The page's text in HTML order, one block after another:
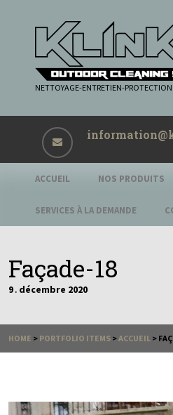
NETTOYAGE-ENTRETIEN-PROTECTION
ACCUEIL NOS PRODUITS
SERVICES À LA DEMANDE
Façade-18
9 . décembre 2020
HOME > PORTFOLIO ITEMS >ACCUEIL >